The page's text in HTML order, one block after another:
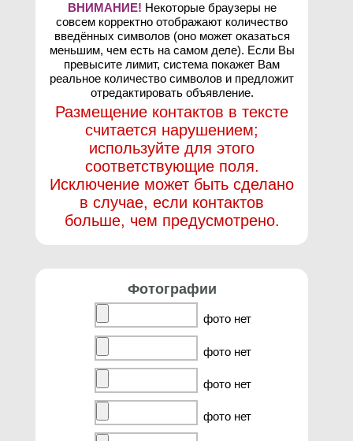
ВНИМАНИЕ! Некоторые браузеры не
совсем корректно отображают количество
введённых символов (оно может оказаться
меньшим, чем есть на самом деле). Если Вы
превысите лимит, система покажет Вам
реальное количество символов и предложит
отредактировать объявление.
Размещение контактов в тексте
считается нарушением;
используйте для этого
соответствующие поля.
Исключение может быть сделано
в случае, если контактов
больше, чем предусмотрено.
Фотографии
фото нет
фото нет
фото нет
фото нет